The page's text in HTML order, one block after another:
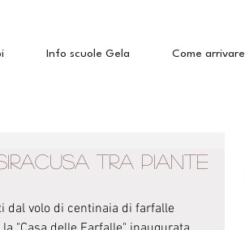
Info scuole Gela Come arrivare
tra piante
dal volo di centinaia di farfalle